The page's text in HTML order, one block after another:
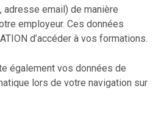
adresse email) de manière
employeur. Ces données
d’accéder à vos formations.
également vos données de
lors de votre navigation sur